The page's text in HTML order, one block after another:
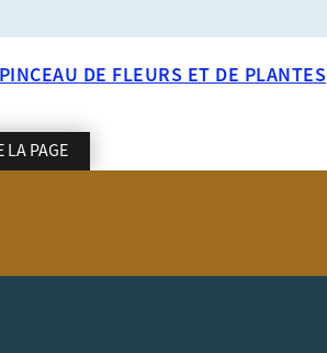
DE FLEURS ET DE PLANTES
LA PAGE